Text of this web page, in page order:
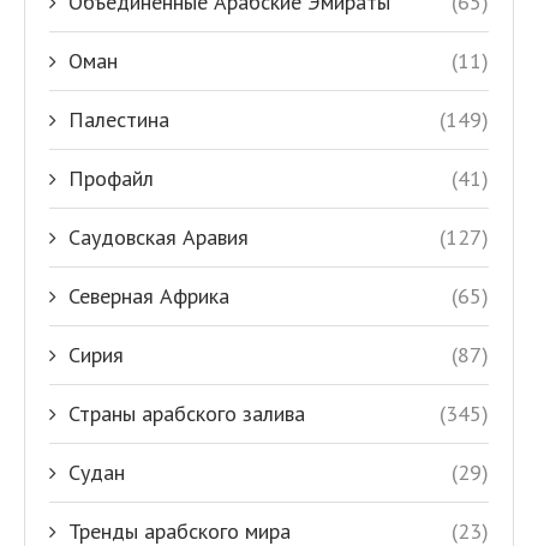
Оман (11)
Палестина (149)
Профайл (41)
Саудовская Аравия (127)
Северная Африка (65)
Сирия (87)
Страны арабского залива (345)
Судан (29)
Тренды арабского мира (23)